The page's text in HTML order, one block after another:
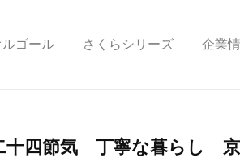
ルゴール さくらシリーズ 企業
十四節気 丁寧な暮らし